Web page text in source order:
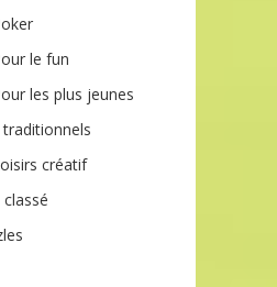
le fun
les plus jeunes
traditionnels
créatif